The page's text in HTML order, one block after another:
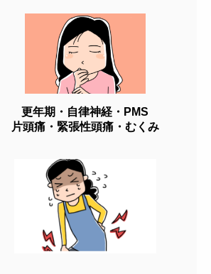
更年期・自律神経・PMS
片頭痛・緊張性頭痛・むくみ